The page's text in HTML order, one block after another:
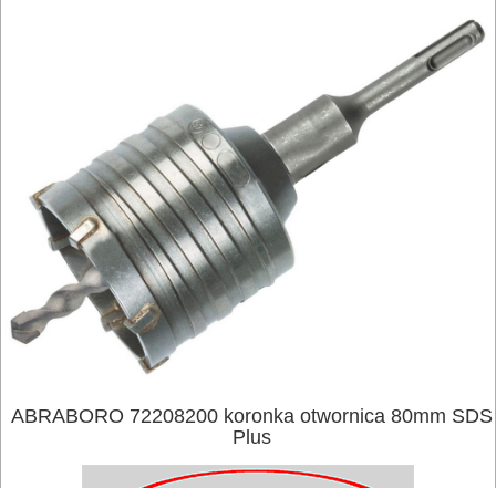
ELEKTRONARZĘDZIA
ABRABORO 72208200 koronka otwornica 80mm SDS
Plus